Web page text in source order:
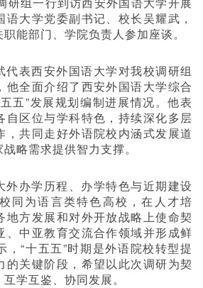
大学党委副书记、校长吴耀武，
能部门、学院负责人参加座谈。
代表西安外国语大学对我校调研组
他全面介绍了西安外国语大学综合
五”发展规划编制进展情况。他表
自区位与学科特色，持续深化多层
，共同走好外语院校内涵式发展道
略需求提供智力支撑。
外办学历程、办学特色与近期建设
同为语言类特色高校，在人才培
地方发展和对外开放战略上使命契
、中亚教育交流合作领域并形成鲜
，“十五五”时期是外语院校转型提
的关键阶段，希望以此次调研为契
学互鉴、协同发展。